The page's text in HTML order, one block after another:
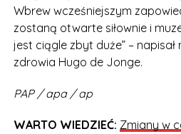
Wbrew wcześniejszym
zostaną otwarte siłownie i
jest ciągle zbyt duże” –
zdrowia Hugo de Jonge.
PAP / apa / ap
WARTO WIEDZIEĆ: Zmiany w